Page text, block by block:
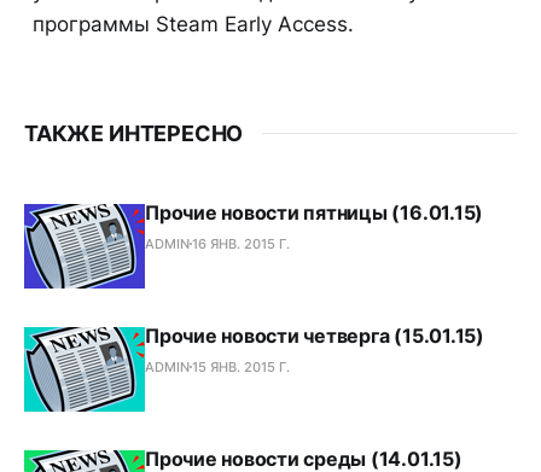
программы Steam Early Access.
ТАКЖЕ ИНТЕРЕСНО
Прочие новости пятницы (16.01.15)
ADMIN16 ЯНВ. 2015 Г.
Прочие новости четверга (15.01.15)
ADMIN15 ЯНВ. 2015 Г.
Прочие новости среды (14.01.15)